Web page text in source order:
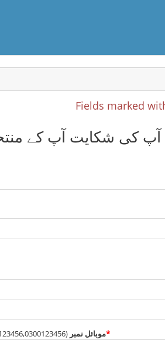
Fields marked
موبائل نمبر*